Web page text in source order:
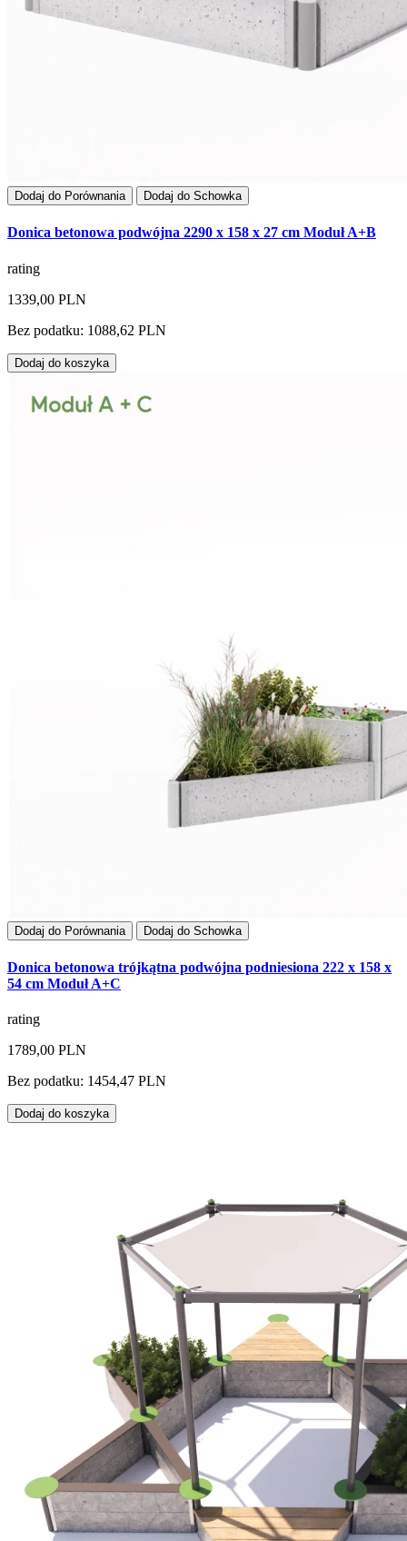
Dodaj do Porównania Dodaj do Schowka
Donica betonowa podwójna 2290 x 158 x 27 cm Moduł A+B
rating
1339,00 PLN
Bez podatku: 1088,62 PLN
Dodaj do koszyka
Dodaj do Porównania Dodaj do Schowka
Donica betonowa trójkątna podwójna podniesiona 222 x 158 x
54 cm Moduł A+C
rating
1789,00 PLN
Bez podatku: 1454,47 PLN
Dodaj do koszyka